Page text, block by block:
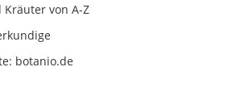
von A-Z
botanio.de